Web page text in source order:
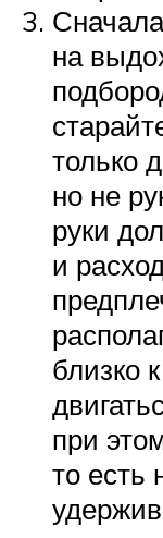
на
только
но не
руки
и
близко
при
то есть